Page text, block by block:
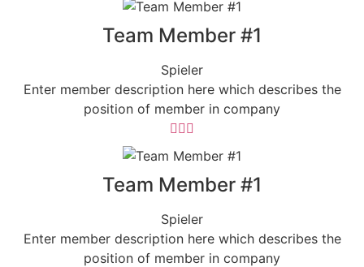
Team Member #1
Spieler
Enter member description here which describes the
position of member in company
Team Member #1
Spieler
Enter member description here which describes the
position of member in company